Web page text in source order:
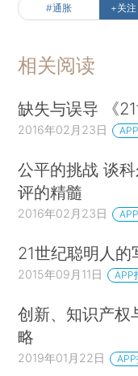
1.
为了更准确地把
们在这里将福利
化国家进行比较
场主导哲学的信
依赖市场的学说
新自由主义理论
信奉市场机制的
干预，例如维持
外，市场机制的
次性）再分配
本定理。关于
#通胀 +关注
相关阅读
缺失与误导 《
2016年02月23日
公平的挑战 谈
评的精髓
2016年02月23日
21世纪聪明人的
2015年09月11日 APP
创新、知识产权
略
2019年01月22日